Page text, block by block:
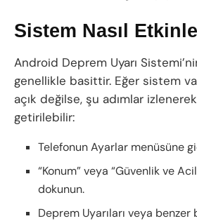
Sistem Nasıl
Android Deprem Uyarı
genellikle basittir. Eğer sistem
açık değilse, şu adımlar
getirilebilir:
Telefonun Ayarlar menüsüne
“Konum” veya “Güvenlik ve
dokunun.
Deprem Uyarıları veya benzer